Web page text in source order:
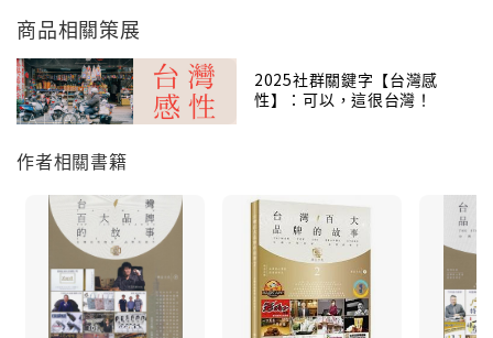
商品相關策展
2025社群關鍵字【台灣感
性】：可以，這很台灣！
作者相關書籍